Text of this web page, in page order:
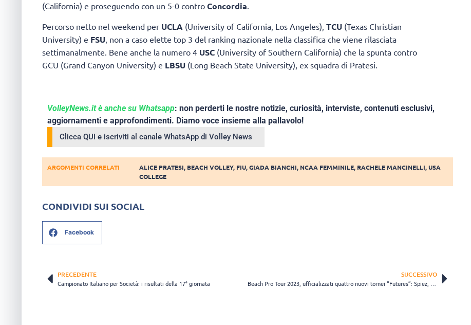
(California) e proseguendo con un 5-0 contro Concordia.
Percorso netto nel weekend per UCLA (University of California, Los Angeles), TCU (Texas Christian
University) e FSU , non a caso elette top 3 del ranking nazionale nella classifica che viene rilasciata
settimanalmente. Bene anche la numero 4 USC (University of Southern California) che la spunta contro
GCU (Grand Canyon University) e LBSU (Long Beach State University), ex squadra di Pratesi.
VolleyNews.it è anche su Whatsapp: non perderti le nostre notizie, curiosità, interviste, contenuti esclusivi,
aggiornamenti e approfondimenti. Diamo voce insieme alla pallavolo!
Clicca QUI e iscriviti al canale WhatsApp di Volley News
ARGOMENTI CORRELATI ALICE PRATESI, BEACH VOLLEY, FIU,GIADA BIANCHI, NCAA FEMMINILE, RACHELE MANCINELLI,USA
COLLEGE
CONDIVIDI SUI SOCIAL
Facebook
PRECEDENTE
Campionato Italiano per Società: i risultati della 17° giornata
SUCCESSIVO